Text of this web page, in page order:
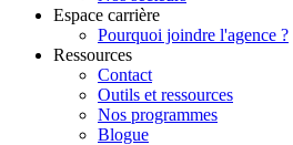
Espace carrière
Pourquoi joindre l'agence ?
Ressources
Contact
Outils et ressources
Nos programmes
Blogue